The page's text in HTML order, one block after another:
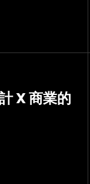
X 商業的